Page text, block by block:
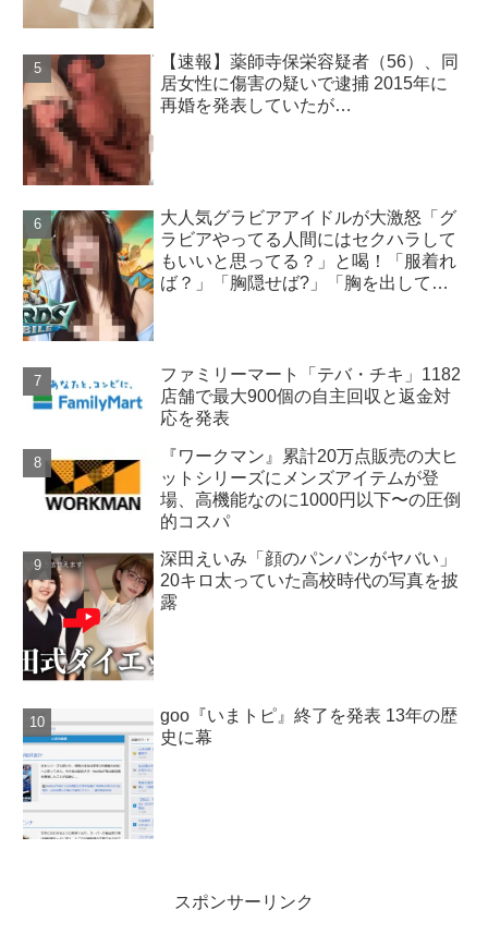
【速報】薬師寺保栄容疑者（56）、同
居女性に傷害の疑いで逮捕 2015年に
再婚を発表していたが…
大人気グラビアアイドルが大激怒「グ
ラビアやってる人間にはセクハラして
もいいと思ってる？」と喝！「服着れ
ば？」「胸隠せば?」「胸を出してゲ
ファミリーマート「テバ・チキ」1182
店舗で最大900個の自主回収と返金対
応を発表
『ワークマン』累計20万点販売の大ヒ
ットシリーズにメンズアイテムが登
場、高機能なのに1000円以下〜の圧倒
的コスパ
深田えいみ「顔のパンパンがヤバい」
20キロ太っていた高校時代の写真を披
露
goo『いまトピ』終了を発表 13年の歴
史に幕
スポンサーリンク